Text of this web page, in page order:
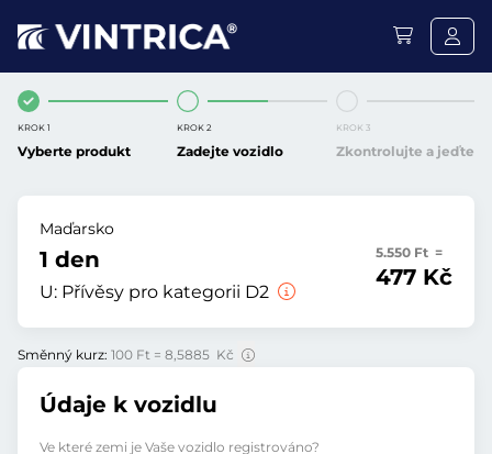
KROK 1
Vyberte produkt
KROK 2
Zadejte vozidlo
KROK 3
Zkontrolujte a jeďte
Maďarsko
1 den
U: Přívěsy pro kategorii D2
5.550 Ft =
477 Kč
Směnný kurz: 100 Ft = 8,5885 Kč
Údaje k vozidlu
Ve které zemi je Vaše vozidlo registrováno?